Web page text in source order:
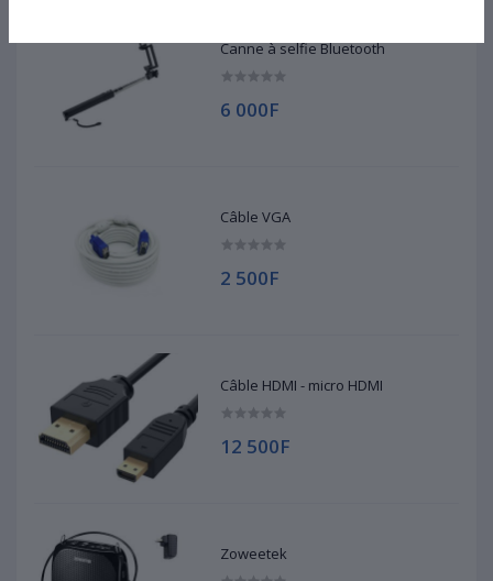
Canne à selfie Bluetooth
6 000F
Câble VGA
2 500F
Câble HDMI - micro HDMI
12 500F
Zoweetek